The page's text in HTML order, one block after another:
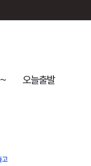
오늘출발